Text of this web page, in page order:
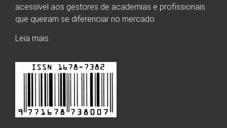
acessível aos gestores de academias e profissionais
que queiram se diferenciar no mercado.
Leia mais